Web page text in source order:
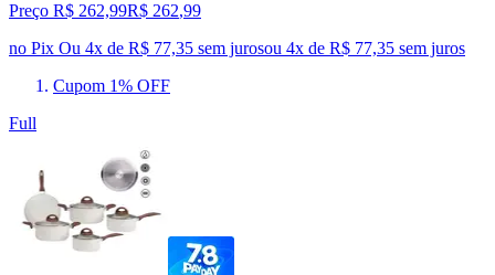
Preço R$ 262,99R$ 262,99
no Pix Ou 4x de R$ 77,35 sem jurosou 4x de R$ 77,35 sem juros
Cupom 1% OFF
Full